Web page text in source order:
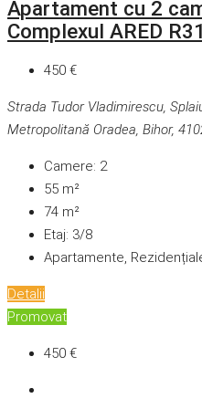
Apartament cu 2
Complexul ARED
450 €
Strada Tudor Vladimirescu,
Metropolitană Oradea, Bihor,
Camere: 2
55 m²
74 m²
Etaj: 3/8
Apartamente,
Detalii
Promovat
450 €